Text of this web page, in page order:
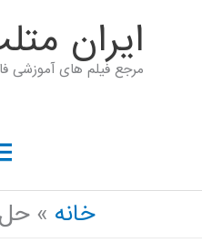
ايران
مرجع فیلم های آموزشی
خانه حل